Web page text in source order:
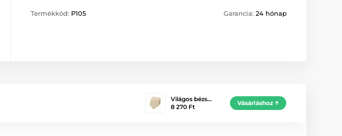
Termékkód: P105 Garancia: 24 hónap
Világos bézs…
8 270 Ft
Vásárláshoz